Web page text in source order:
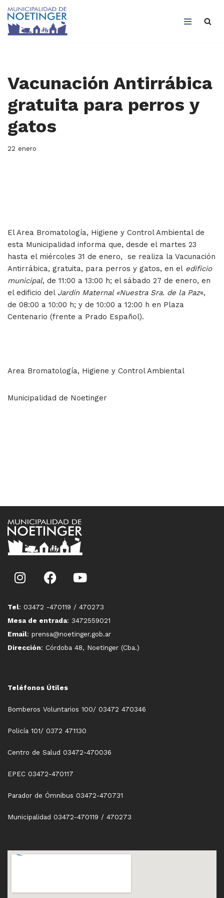
Saltar
Vacunación Antirrábica
gratuita para perros y
gatos
22 enero
El Area Bromatología, Higiene y Control Ambiental de
esta Municipalidad informa que, desde el martes 23
hasta el miércoles 31 de enero, se realiza la Vacunación
Antirrábica, gratuita, para perros y gatos, en el edificio
municipal, de 11:00 a 13:00 h; el sábado 27 de enero, en
el edificio del Jardín Maternal «Nuestra Sra. de la Paz«,
de 08:00 a 10:00 h; y de 10:00 a 12:00 h en Plaza
Centenario (frente a Prado Español).
Area Bromatología, Higiene y Control Ambiental
Municipalidad de Noetinger
Tel: 03472 -470119 / 470273
Mesa de entrada: 3472559021
Email: prensa@noetinger.gob.ar
Dirección: Córdoba 48, Noetinger (Cba.)
Teléfonos Útiles
Bomberos Voluntarios 100/ 03472 470346
Policía 101/ 0372 471130
Centro de Salud 03472-470036
EPEC 03472-470117
Parador de Ómnibus 03472-470731
Municipalidad 03472-470119 / 470273